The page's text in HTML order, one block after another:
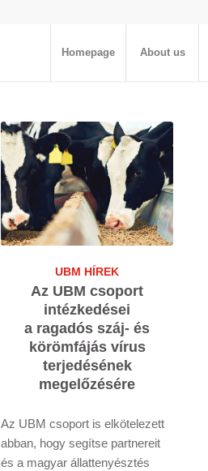
Homepage About us
UBM HÍREK
Az UBM csoport
intézkedései
a ragadós száj- és
körömfájás vírus
terjedésének
megelőzésére
Az UBM csoport is elkötelezett
abban, hogy segítse partnereit
és a magyar állattenyésztés